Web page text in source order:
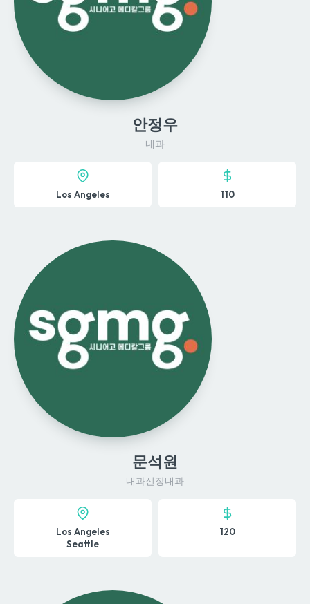
안정우
내과
Los Angeles 110
문석원
내과신장내과
Los Angeles
Seattle
120